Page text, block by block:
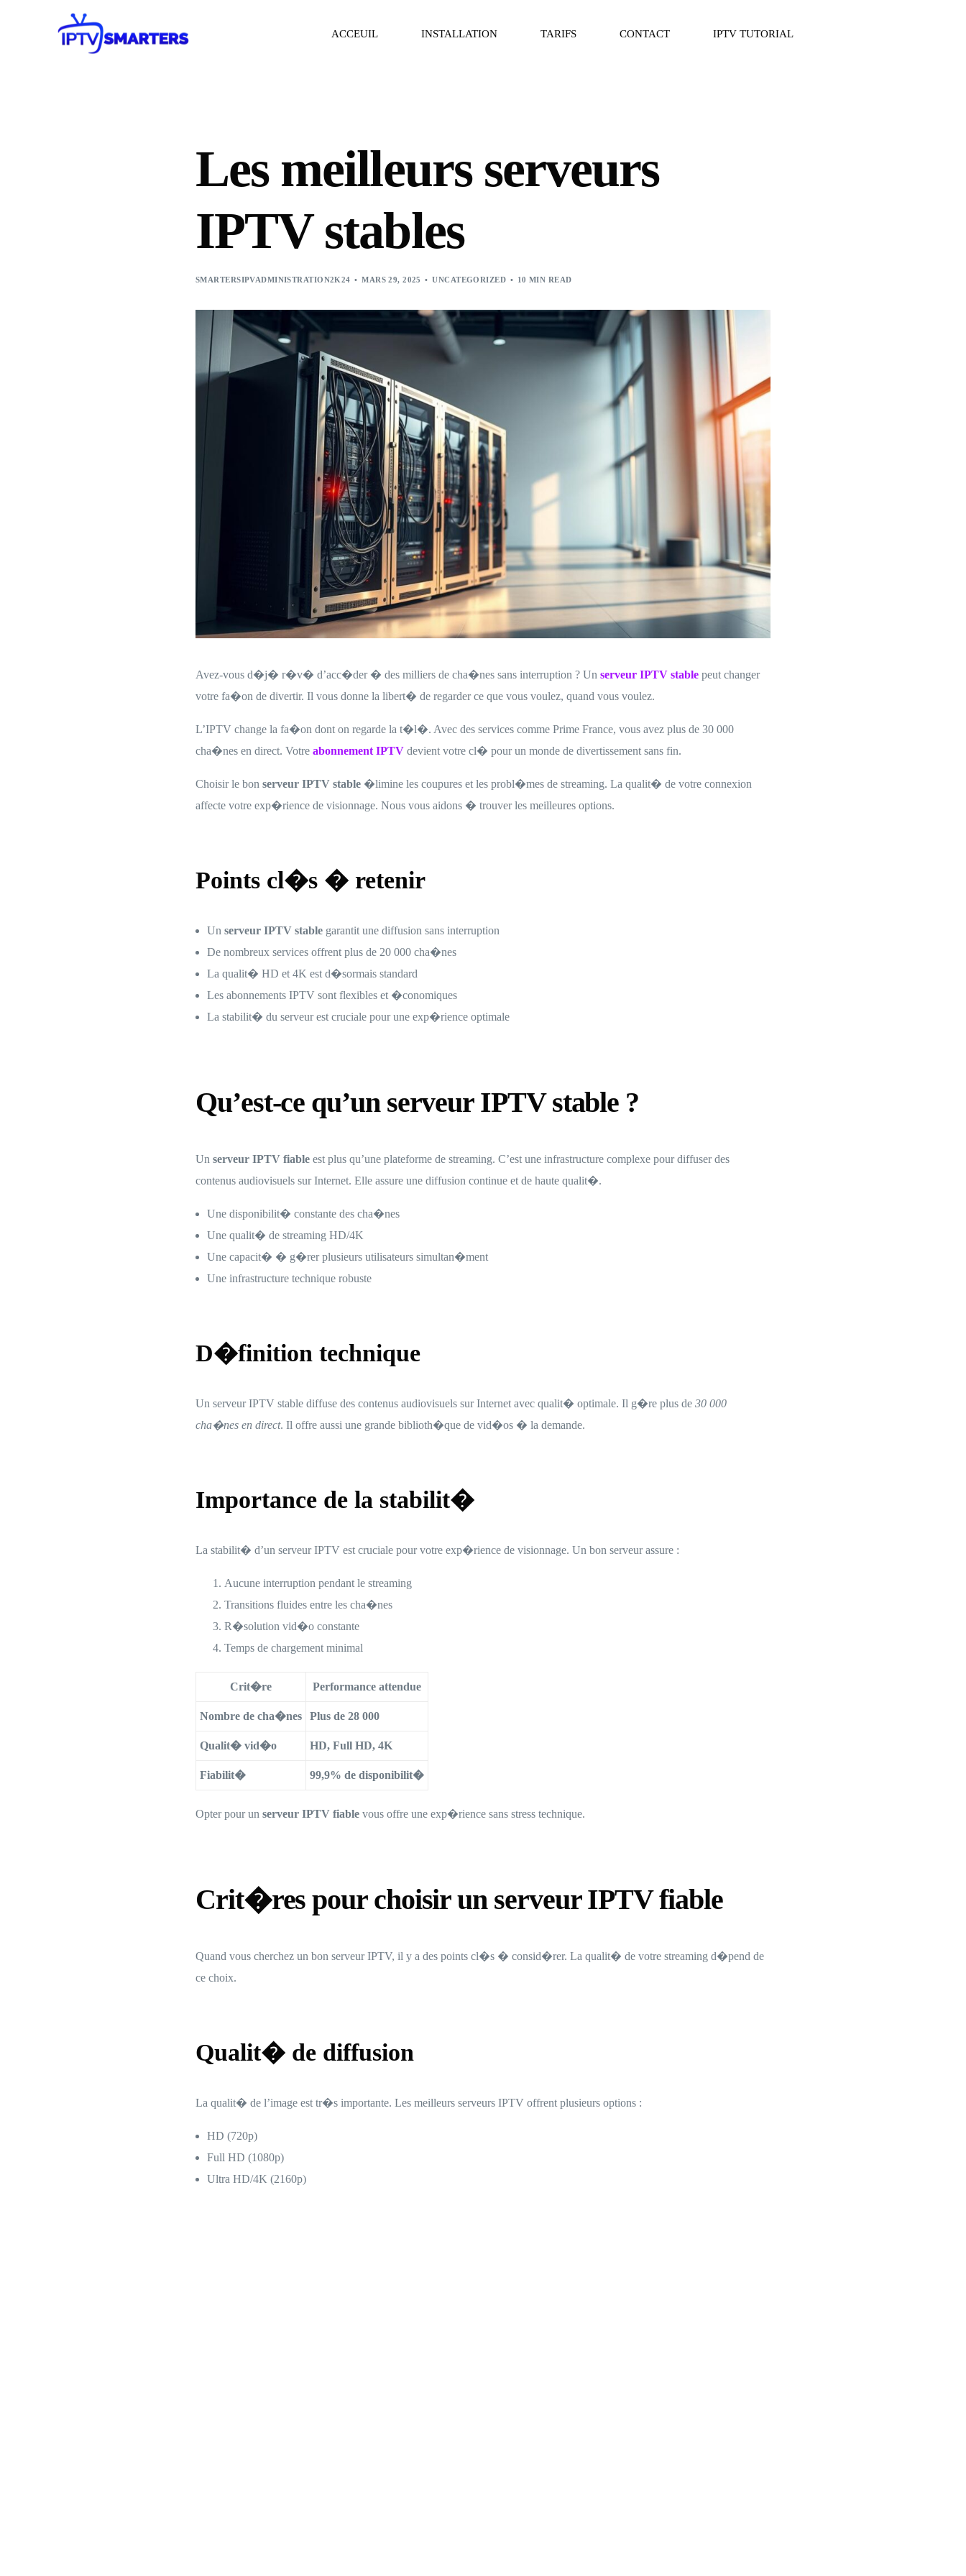
ACCEUIL INSTALLATION TARIFS CONTACT IPTV TUTORIAL
Les meilleurs serveurs
IPTV stables
SMARTERSIPVADMINISTRATION2K24 MARS 29, 2025 UNCATEGORIZED 10 MIN READ
Avez-vous d�j� r�v� d’acc�der � des milliers de cha�nes sans interruption ? Un serveur IPTV stable peut changer
votre fa�on de divertir. Il vous donne la libert� de regarder ce que vous voulez, quand vous voulez.
L’IPTV change la fa�on dont on regarde la t�l�. Avec des services comme Prime France, vous avez plus de 30 000
cha�nes en direct. Votre abonnement IPTV devient votre cl� pour un monde de divertissement sans fin.
Choisir le bon serveur IPTV stable �limine les coupures et les probl�mes de streaming. La qualit� de votre connexion
affecte votre exp�rience de visionnage. Nous vous aidons � trouver les meilleures options.
Points cl�s � retenir
Un serveur IPTV stable garantit une diffusion sans interruption
De nombreux services offrent plus de 20 000 cha�nes
La qualit� HD et 4K est d�sormais standard
Les abonnements IPTV sont flexibles et �conomiques
La stabilit� du serveur est cruciale pour une exp�rience optimale
Qu’est-ce qu’un serveur IPTV stable ?
Un serveur IPTV fiable est plus qu’une plateforme de streaming. C’est une infrastructure complexe pour diffuser des
contenus audiovisuels sur Internet. Elle assure une diffusion continue et de haute qualit�.
Une disponibilit� constante des cha�nes
Une qualit� de streaming HD/4K
Une capacit� � g�rer plusieurs utilisateurs simultan�ment
Une infrastructure technique robuste
D�finition technique
Un serveur IPTV stable diffuse des contenus audiovisuels sur Internet avec qualit� optimale. Il g�re plus de 30 000
cha�nes en direct. Il offre aussi une grande biblioth�que de vid�os � la demande.
Importance de la stabilit�
La stabilit� d’un serveur IPTV est cruciale pour votre exp�rience de visionnage. Un bon serveur assure :
Aucune interruption pendant le streaming
Transitions fluides entre les cha�nes
R�solution vid�o constante
Temps de chargement minimal
Crit�re Performance attendue
Nombre de cha�nes Plus de 28 000
Qualit� vid�o HD, Full HD, 4K
Fiabilit� 99,9% de disponibilit�
Opter pour un serveur IPTV fiable vous offre une exp�rience sans stress technique.
Crit�res pour choisir un serveur IPTV fiable
Quand vous cherchez un bon serveur IPTV, il y a des points cl�s � consid�rer. La qualit� de votre streaming d�pend de
ce choix.
Qualit� de diffusion
La qualit� de l’image est tr�s importante. Les meilleurs serveurs IPTV offrent plusieurs options :
HD (720p)
Full HD (1080p)
Ultra HD/4K (2160p)